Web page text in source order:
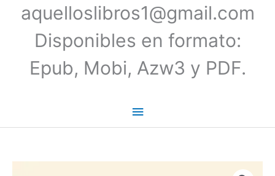
aquelloslibros1@gmail.com
Disponibles en formato:
Epub, Mobi, Azw3 y PDF.